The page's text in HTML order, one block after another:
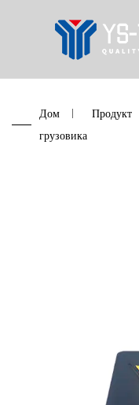
Дом Продукт
грузовика